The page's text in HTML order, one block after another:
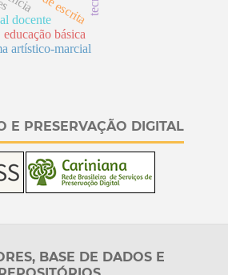
profissional docente
educação básica
artístico-marcial
E PRESERVAÇÃO DIGITAL
BASE DE DADOS E